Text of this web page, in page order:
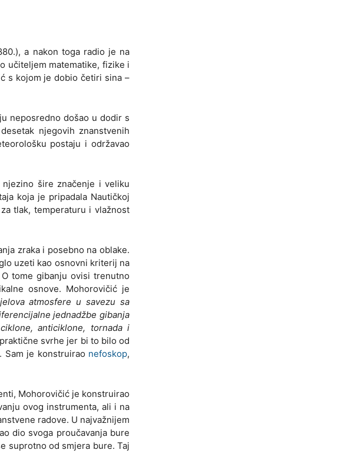
a nakon toga radio je na
učiteljem matematike, fizike i
s kojom je dobio četiri sina –
neposredno došao u dodir s
njegovih znanstvenih
postaju i održavao
šire značenje i veliku
koja je pripadala Nautičkoj
tlak, temperaturu i vlažnost
zraka i posebno na oblake.
uzeti kao osnovni kriterij na
tome gibanju ovisi trenutno
osnove. Mohorovičić je
atmosfere u savezu sa
jednadžbe gibanja
anticiklone, tornada i
svrhe jer bi to bilo od
Sam je konstruirao nefoskop,
Mohorovičić je konstruirao
ovog instrumenta, ali i na
radove. U najvažnijem
dio svoga proučavanja bure
suprotno od smjera bure. Taj